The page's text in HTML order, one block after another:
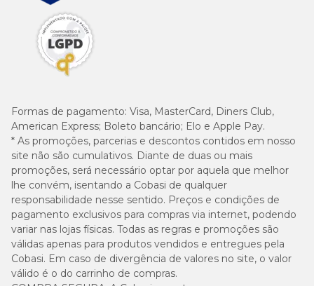
Formas de pagamento: Visa, MasterCard, Diners Club,
American Express; Boleto bancário; Elo e Apple Pay.
* As promoções, parcerias e descontos contidos em nosso
site não são cumulativos. Diante de duas ou mais
promoções, será necessário optar por aquela que melhor
lhe convém, isentando a Cobasi de qualquer
responsabilidade nesse sentido. Preços e condições de
pagamento exclusivos para compras via internet, podendo
variar nas lojas físicas. Todas as regras e promoções são
válidas apenas para produtos vendidos e entregues pela
Cobasi. Em caso de divergência de valores no site, o valor
válido é o do carrinho de compras.